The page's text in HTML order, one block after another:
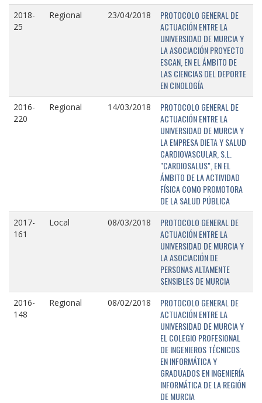
2018-
25
Regional 23/04/2018
PROTOCOLO GENERAL DE
ACTUACIÓN ENTRE LA
UNIVERSIDAD DE MURCIA Y
LA ASOCIACIÓN PROYECTO
ESCAN, EN EL ÁMBITO DE
LAS CIENCIAS DEL DEPORTE
EN CINOLOGÍA
2016-
220
Regional 14/03/2018
PROTOCOLO GENERAL DE
ACTUACIÓN ENTRE LA
UNIVERSIDAD DE MURCIA Y
LA EMPRESA DIETA Y SALUD
CARDIOVASCULAR, S.L.
"CARDIOSALUS", EN EL
ÁMBITO DE LA ACTIVIDAD
FÍSICA COMO PROMOTORA
DE LA SALUD PÚBLICA
2017-
161
Local 08/03/2018
PROTOCOLO GENERAL DE
ACTUACIÓN ENTRE LA
UNIVERSIDAD DE MURCIA Y
LA ASOCIACIÓN DE
PERSONAS ALTAMENTE
SENSIBLES DE MURCIA
2016-
148
Regional 08/02/2018
PROTOCOLO GENERAL DE
ACTUACIÓN ENTRE LA
UNIVERSIDAD DE MURCIA Y
EL COLEGIO PROFESIONAL
DE INGENIEROS TÉCNICOS
EN INFORMÁTICA Y
GRADUADOS EN INGENIERÍA
INFORMÁTICA DE LA REGIÓN
DE MURCIA